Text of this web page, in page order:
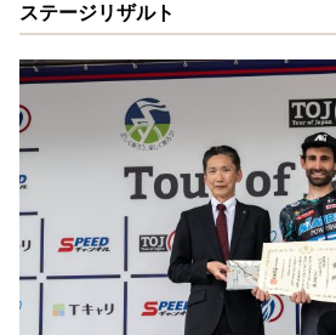
ステージリザルト